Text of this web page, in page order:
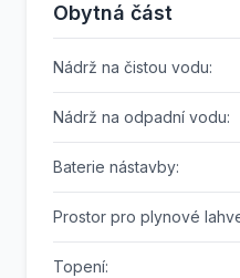
Obytná část
Nádrž na čistou vodu:
Nádrž na odpadní vodu:
Baterie nástavby:
Prostor pro plynové
Topení: